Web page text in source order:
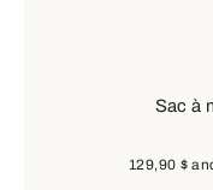
Sac à
129,90 $